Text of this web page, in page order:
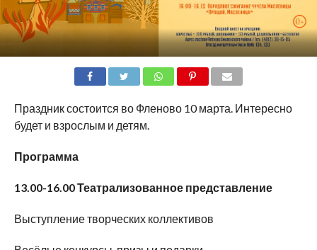
Праздник состоится во Фленово 10 марта. Интересно
будет и взрослым и детям.
Программа
13.00-16.00 Театрализованное представление
Выступление творческих коллективов